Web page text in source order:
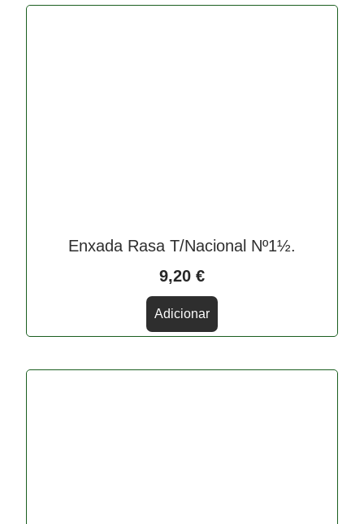
Enxada Rasa T/Nacional Nº1½.
9,20 €
Adicionar